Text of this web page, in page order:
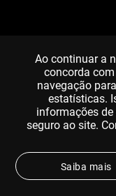
Ao continuar a
concorda
navegação
estatísticas.
informações de
seguro ao site.
Saiba mais